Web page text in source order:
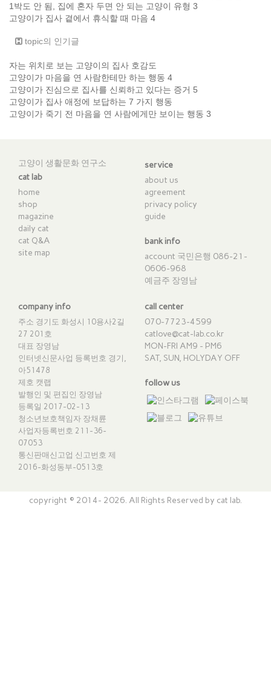
1박도 안 됨, 집에 혼자 두면 안 되는 고양이 유형 3
고양이가 집사 곁에서 휴식할 때 마음 4
topic의 인기글
자는 위치로 보는 고양이의 집사 호감도
고양이가 마음을 연 사람한테만 하는 행동 4
고양이가 진심으로 집사를 신뢰하고 있다는 증거 5
고양이가 집사 애정에 보답하는 7 가지 행동
고양이가 죽기 전 마음을 연 사람에게만 보이는 행동 3
고양이 생활문화 연구소
cat lab
home
shop
magazine
daily cat
cat Q&A
site map
service
about us
agreement
privacy policy
guide
bank info
account 국민은행 086-21-
0606-968
예금주 장영남
company info
주소 경기도 화성시 10용사2길
27 201호
대표 장영남
인터넷신문사업 등록번호 경기,
아51478
제호 캣랩
발행인 및 편집인 장영남
등록일 2017-02-13
청소년보호책임자 장채륜
사업자등록번호 211-36-
07053
통신판매신고업 신고번호 제
2016-화성동부-0513호
call center
070-7723-4599
catlove@cat-lab.co.kr
MON-FRI AM9 - PM6
SAT, SUN, HOLYDAY OFF
follow us
copyright © 2014- 2026. All Rights Reserved by cat lab.